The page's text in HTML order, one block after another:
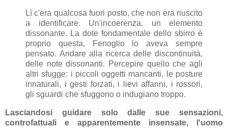
Lì c'era qualcosa fuori posto, che non era riuscito
a identificare. Un'incoerenza, un elemento
dissonante. La dote fondamentale dello sbirro è
proprio questa, Fenoglio lo aveva sempre
pensato. Andare alla ricerca delle discontinuità,
delle note dissonanti. Percepire quello che agli
altri sfugge: i piccoli oggetti mancanti, le posture
innaturali, i gesti forzati, i lievi affanni, i rossori,
gli sguardi che sfuggono o indugiano troppo.
Lasciandosi guidare solo dalle sue sensazioni,
controfattuali e apparentemente insensate, l'uomo